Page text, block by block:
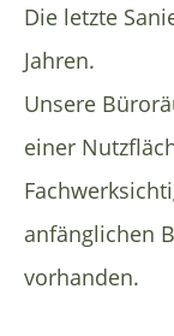
Die letzte
Jahren.
Unsere
einer
anfänglichen
vorhanden.